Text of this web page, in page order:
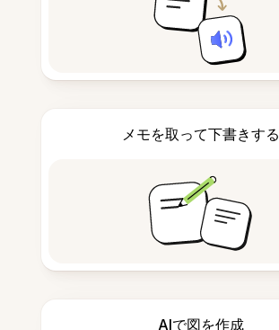
メモを取って下書きする
AIで図を作成